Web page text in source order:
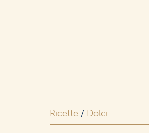
Ricette / Dolci